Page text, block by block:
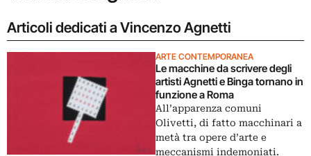
Articoli dedicati a Vincenzo Agnetti
ARTE CONTEMPORANEA
Le macchine da scrivere degli
artisti Agnetti e Binga tornano in
funzione a Roma
All’apparenza comuni
Olivetti, di fatto macchinari a
metà tra opere d’arte e
meccanismi indemoniati.